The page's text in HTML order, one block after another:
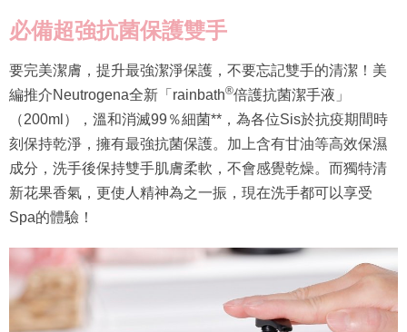
必備超強抗菌保護雙手
要完美潔膚，提升最強潔淨保護，不要忘記雙手的清潔！美
編推介Neutrogena全新「rainbath®倍護抗菌潔手液」
（200ml），溫和消滅99％細菌**，為各位Sis於抗疫期間時
刻保持乾淨，擁有最強抗菌保護。加上含有甘油等高效保濕
成分，洗手後保持雙手肌膚柔軟，不會感覺乾燥。而獨特清
新花果香氣，更使人精神為之一振，現在洗手都可以享受
Spa的體驗！